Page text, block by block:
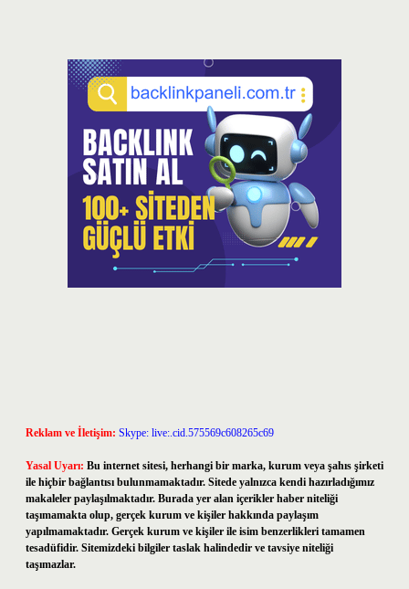
Reklam ve İletişim: Skype: live:.cid.575569c608265c69
Yasal Uyarı: Bu internet sitesi, herhangi bir marka, kurum veya şahıs şirketi
ile hiçbir bağlantısı bulunmamaktadır. Sitede yalnızca kendi hazırladığımız
makaleler paylaşılmaktadır. Burada yer alan içerikler haber niteliği
taşımamakta olup, gerçek kurum ve kişiler hakkında paylaşım
yapılmamaktadır. Gerçek kurum ve kişiler ile isim benzerlikleri tamamen
tesadüfidir. Sitemizdeki bilgiler taslak halindedir ve tavsiye niteliği
taşımazlar.